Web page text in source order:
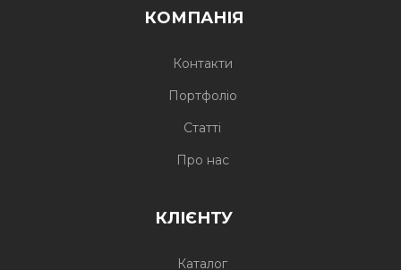
КОМПАНІЯ
Контакти
Портфоліо
Статті
Про нас
КЛІЄНТУ
Каталог